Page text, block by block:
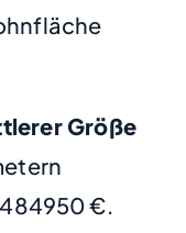
Größe
€.